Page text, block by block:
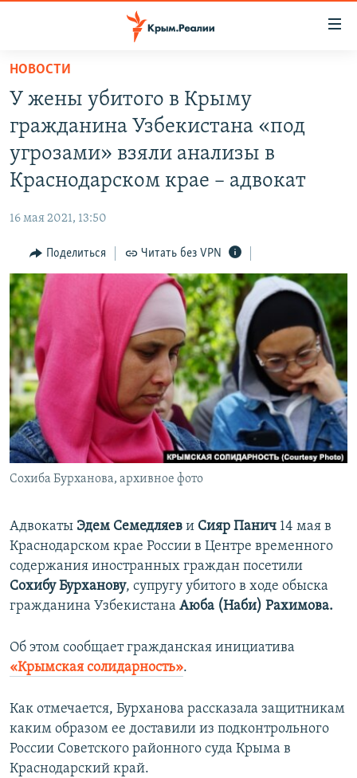
Вернуться
основному
содержанию
Вернутся
главной
Вернутся
поиску
СПЕЦПРОЕКТЫ
ВОДА
ИСТОРИЯ
ИНФОГРАФИКА
ТЕЛЕПРОЕКТ КРЫМ.РЕАЛИИ
СОВЕТЫ ПРАВОЗАЩИТНИКОВ
ПРОПАВШИЕ БЕЗ ВЕСТИ
ПОБЕДИТЕЛЕЙ НЕ СУДЯТ?
КРЫМ.НЕПОКОРЕННЫЙ
ELIFBE
УКРАИНСКАЯ ПРОБЛЕМА КРЫМА
РАДІО СВОБОДА
КАК ОБОЙТИ БЛОКИРОВКУ
Українською
Qırımtatar
ПРИСОЕДИНЯЙТЕСЬ!
Все сайты RFE/RL
НОВОСТИ
У жены убитого в Крыму
гражданина Узбекистана «под
угрозами» взяли анализы в
Краснодарском крае – адвокат
16 мая 2021, 13:50
Поделиться Читать без VPN
Сохиба Бурханова, архивное фото
Адвокаты Эдем Семедляев и Сияр Панич 14 мая в
Краснодарском крае России в Центре временного
содержания иностранных граждан посетили
Сохибу Бурханову, супругу убитого в ходе обыска
гражданина Узбекистана Аюба (Наби) Рахимова.
Об этом сообщает гражданская инициатива
«Крымская солидарность».
Как отмечается, Бурханова рассказала защитникам
каким образом ее доставили из подконтрольного
России Советского районного суда Крыма в
Краснодарский край.